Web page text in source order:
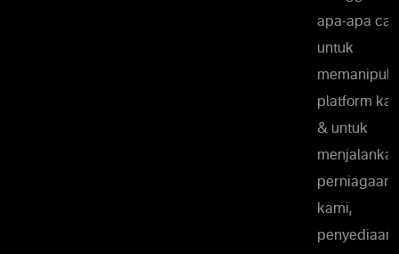
apa-apa
untuk
platform
& untuk
perniagaan
kami,
penyediaan